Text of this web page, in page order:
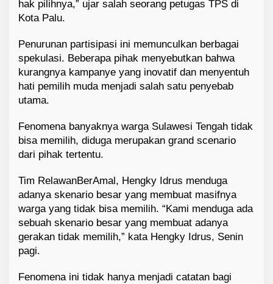
hak pilihnya,” ujar salah seorang petugas TPS di
Kota Palu.
Penurunan partisipasi ini memunculkan berbagai
spekulasi. Beberapa pihak menyebutkan bahwa
kurangnya kampanye yang inovatif dan menyentuh
hati pemilih muda menjadi salah satu penyebab
utama.
Fenomena banyaknya warga Sulawesi Tengah tidak
bisa memilih, diduga merupakan grand scenario
dari pihak tertentu.
Tim RelawanBerAmal, Hengky Idrus menduga
adanya skenario besar yang membuat masifnya
warga yang tidak bisa memilih. “Kami menduga ada
sebuah skenario besar yang membuat adanya
gerakan tidak memilih,” kata Hengky Idrus, Senin
pagi.
Fenomena ini tidak hanya menjadi catatan bagi